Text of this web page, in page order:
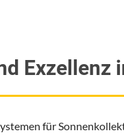
Exzellenz
für